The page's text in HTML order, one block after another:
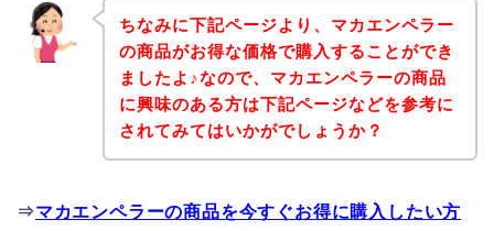
ちなみに下記ページより、マカエンペラー
の商品がお得な価格で購入することができ
ましたよ♪なので、マカエンペラーの商品
に興味のある方は下記ページなどを参考に
されてみてはいかがでしょうか？
⇒マカエンペラーの商品を今すぐお得に購入したい方